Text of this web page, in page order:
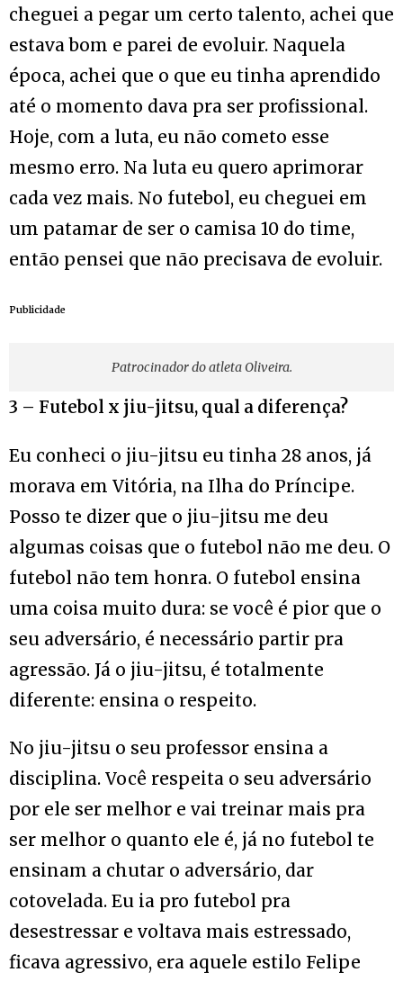
cheguei a pegar um certo talento, achei que
estava bom e parei de evoluir. Naquela
época, achei que o que eu tinha aprendido
até o momento dava pra ser profissional.
Hoje, com a luta, eu não cometo esse
mesmo erro. Na luta eu quero aprimorar
cada vez mais. No futebol, eu cheguei em
um patamar de ser o camisa 10 do time,
então pensei que não precisava de evoluir.
Publicidade
Patrocinador do atleta Oliveira.
3 – Futebol x jiu-jitsu, qual a diferença?
Eu conheci o jiu-jitsu eu tinha 28 anos, já
morava em Vitória, na Ilha do Príncipe.
Posso te dizer que o jiu-jitsu me deu
algumas coisas que o futebol não me deu. O
futebol não tem honra. O futebol ensina
uma coisa muito dura: se você é pior que o
seu adversário, é necessário partir pra
agressão. Já o jiu-jitsu, é totalmente
diferente: ensina o respeito.
No jiu-jitsu o seu professor ensina a
disciplina. Você respeita o seu adversário
por ele ser melhor e vai treinar mais pra
ser melhor o quanto ele é, já no futebol te
ensinam a chutar o adversário, dar
cotovelada. Eu ia pro futebol pra
desestressar e voltava mais estressado,
ficava agressivo, era aquele estilo Felipe